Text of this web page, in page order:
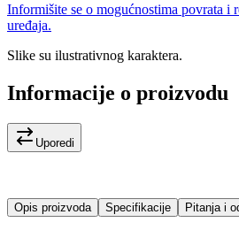
Informišite se o mogućnostima povrata i
uređaja.
Slike su ilustrativnog karaktera.
Informacije o proizvodu
Uporedi
Opis proizvoda Specifikacije Pitanja i